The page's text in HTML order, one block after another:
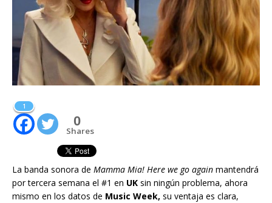
1
0
Shares
La banda sonora de Mamma Mia! Here we go again mantendrá
por tercera semana el #1 en UK sin ningún problema, ahora
mismo en los datos de Music Week, su ventaja es clara,